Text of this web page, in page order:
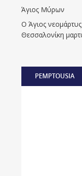
Άγιος Μύρων
Ο Άγιος
Θεσσαλονίκη
PEMPTOUSIA